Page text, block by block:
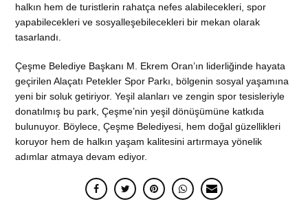
halkın hem de turistlerin rahatça nefes alabilecekleri, spor
yapabilecekleri ve sosyalleşebilecekleri bir mekan olarak
tasarlandı.
Çeşme Belediye Başkanı M. Ekrem Oran’ın liderliğinde hayata
geçirilen Alaçatı Petekler Spor Parkı, bölgenin sosyal yaşamına
yeni bir soluk getiriyor. Yeşil alanları ve zengin spor tesisleriyle
donatılmış bu park, Çeşme’nin yeşil dönüşümüne katkıda
bulunuyor. Böylece, Çeşme Belediyesi, hem doğal güzellikleri
koruyor hem de halkın yaşam kalitesini artırmaya yönelik
adımlar atmaya devam ediyor.